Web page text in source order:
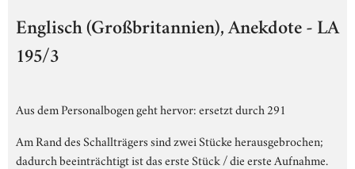
Englisch (Großbritannien), Anekdote - LA
195/3
Aus dem Personalbogen geht hervor: ersetzt durch 291
Am Rand des Schallträgers sind zwei Stücke herausgebrochen;
dadurch beeinträchtigt ist das erste Stück / die erste Aufnahme.